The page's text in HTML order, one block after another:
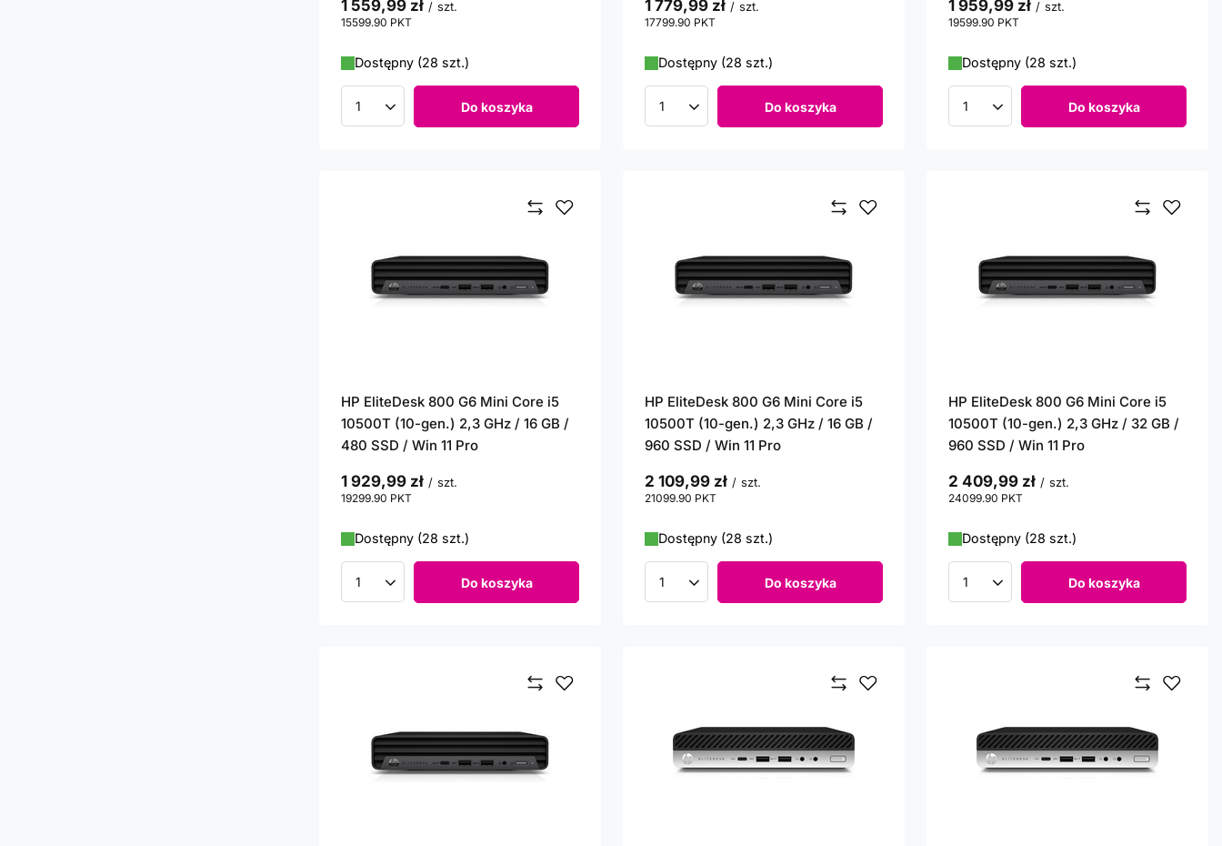
1 559,99 zł / szt.
15599.90 PKT
Dostępny (28 szt.)
Ilość produktów Do koszyka
1 779,99 zł / szt.
17799.90 PKT
Dostępny (28 szt.)
Ilość produktów Do koszyka
1 959,99 zł / szt.
19599.90 PKT
Dostępny (28 szt.)
Ilość produktów Do koszyka
HP EliteDesk 800 G6 Mini Core i5
10500T (10-gen.) 2,3 GHz / 16 GB /
480 SSD / Win 11 Pro
1 929,99 zł / szt.
19299.90 PKT
Dostępny (28 szt.)
Ilość produktów Do koszyka
HP EliteDesk 800 G6 Mini Core i5
10500T (10-gen.) 2,3 GHz / 16 GB /
960 SSD / Win 11 Pro
2 109,99 zł / szt.
21099.90 PKT
Dostępny (28 szt.)
Ilość produktów Do koszyka
HP EliteDesk 800 G6 Mini Core i5
10500T (10-gen.) 2,3 GHz / 32 GB /
960 SSD / Win 11 Pro
2 409,99 zł / szt.
24099.90 PKT
Dostępny (28 szt.)
Ilość produktów Do koszyka